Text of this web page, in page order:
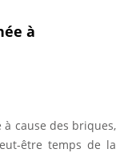
à
cause des briques,
être temps de la